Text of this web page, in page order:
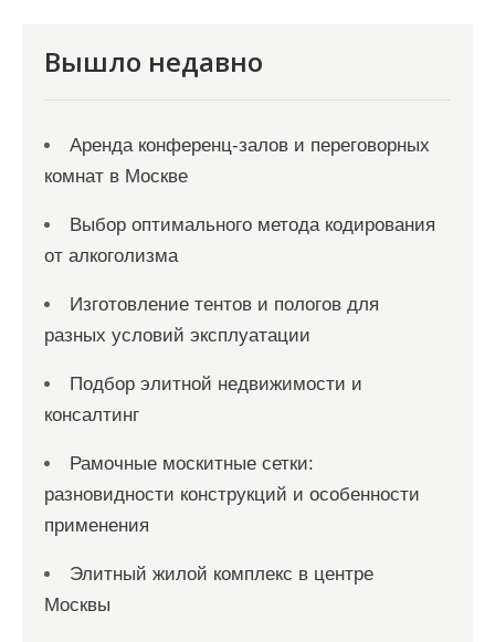
Вышло недавно
Аренда конференц-залов и переговорных
комнат в Москве
Выбор оптимального метода кодирования
от алкоголизма
Изготовление тентов и пологов для
разных условий эксплуатации
Подбор элитной недвижимости и
консалтинг
Рамочные москитные сетки:
разновидности конструкций и особенности
применения
Элитный жилой комплекс в центре
Москвы